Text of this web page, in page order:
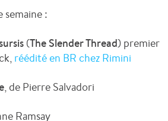
:
(The Slender Thread) premier
réédité en BR chez Rimini
, de Pierre Salvadori
Ramsay